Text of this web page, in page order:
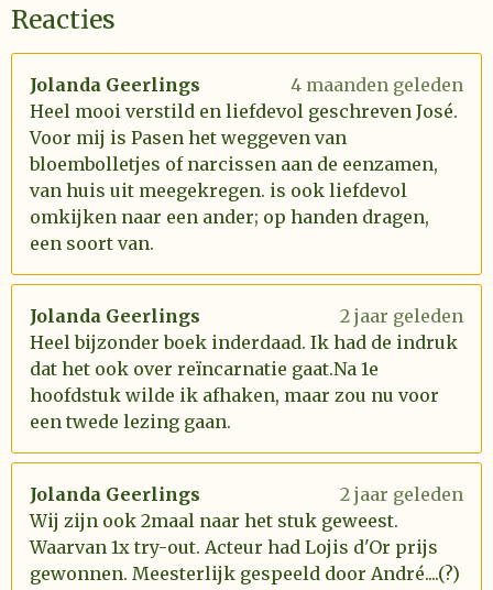
Reacties
Jolanda Geerlings
4 maanden geleden
Heel mooi verstild en liefdevol geschreven José.
Voor mij is Pasen het weggeven van
bloembolletjes of narcissen aan de eenzamen,
van huis uit meegekregen. is ook liefdevol
omkijken naar een ander; op handen dragen,
een soort van.
Jolanda Geerlings
2 jaar geleden
Heel bijzonder boek inderdaad. Ik had de indruk
dat het ook over reïncarnatie gaat.Na 1e
hoofdstuk wilde ik afhaken, maar zou nu voor
een twede lezing gaan.
Jolanda Geerlings
2 jaar geleden
Wij zijn ook 2maal naar het stuk geweest.
Waarvan 1x try-out. Acteur had Lojis d'Or prijs
gewonnen. Meesterlijk gespeeld door André....(?)